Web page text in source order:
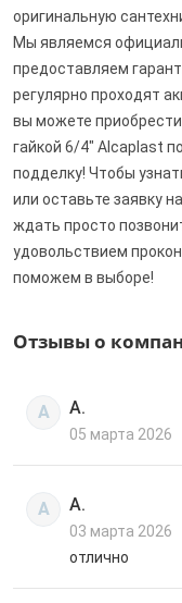
оригинальную
Мы являемся
предоставляем
регулярно проходят
вы можете
гайкой 6/4" Alcaplast
подделку! Чтобы
или оставьте заявку
ждать просто
удовольствием
поможем в выборе!
Отзывы о
А А.
05 марта 2026
А А.
03 марта 2026
отлично